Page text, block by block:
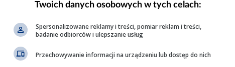
201
sub + satelity
Twoich danych osobowych w tych celach:
Spersonalizowane reklamy i treści, pomiar reklam i treści,
badanie odbiorców i ulepszanie usług
Przechowywanie informacji na urządzeniu lub dostęp do nich